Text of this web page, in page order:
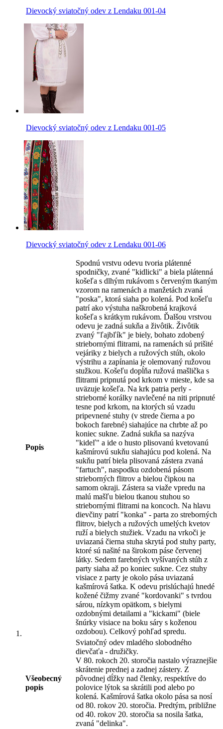
Dievocký sviatočný odev z Lendaku 001-04
Dievocký sviatočný odev z Lendaku 001-05
Dievocký sviatočný odev z Lendaku 001-06
Popis
Spodnú vrstvu odevu tvoria plátenné
spodničky, zvané "kidlicki" a biela plátenná
košeľa s dlhým rukávom s červeným tkaným
vzorom na ramenách a manžetách zvaná
"poska", ktorá siaha po kolená. Pod košeľu
patrí ako výstuha naškrobená krajková
košeľa s krátkym rukávom. Ďalšou vrstvou
odevu je zadná sukňa a živôtik. Živôtik
zvaný "ľajbľík" je biely, bohato zdobený
striebornými flitrami, na ramenách sú prišité
vejáriky z bielych a ružových stúh, okolo
výstrihu a zapínania je olemovaný ružovou
stužkou. Košeľu dopĺňa ružová mašlička s
flitrami pripnutá pod krkom v mieste, kde sa
uväzuje košeľa. Na krk patria perly -
strieborné korálky navlečené na niti pripnuté
tesne pod krkom, na ktorých sú vzadu
pripevnené stuhy (v strede čierna a po
bokoch farebné) siahajúce na chrbte až po
koniec sukne. Zadná sukňa sa nazýva
"kideľ" a ide o husto plisovanú kvetovanú
kašmírovú sukňu siahajúcu pod kolená. Na
sukňu patrí biela plisovaná zástera zvaná
"fartuch", naspodku ozdobená pásom
strieborných flitrov a bielou čipkou na
samom okraji. Zástera sa viaže vpredu na
malú mašľu bielou tkanou stuhou so
striebornými flitrami na koncoch. Na hlavu
dievčiny patrí "konka" - parta zo streborných
flitrov, bielych a ružových umelých kvetov
ruží a bielych stužiek. Vzadu na vrkoči je
uviazaná čierna stuha skrytá pod stuhy party,
ktoré sú našité na širokom páse červenej
látky. Sedem farebných vyšívaných stúh z
party siaha až po koniec sukne. Cez stuhy
visiace z party je okolo pása uviazaná
kašmírová šatka. K odevu prislúchajú hnedé
kožené čižmy zvané "kordovanki" s tvrdou
sárou, nízkym opätkom, s bielymi
ozdobnými detailami a "kickami" (biele
šnúrky visiace na boku sáry s koženou
ozdobou). Celkový pohľad spredu.
Všeobecný
popis
Sviatočný odev mladého slobodného
dievčaťa - družičky.
V 80. rokoch 20. storočia nastalo výraznejšie
skrátenie prednej a zadnej zástery. Z
pôvodnej dĺžky nad členky, respektíve do
polovice lýtok sa skrátili pod alebo po
kolená. Kašmírová šatka okolo pása sa nosí
od 80. rokov 20. storočia. Predtým, približne
od 40. rokov 20. storočia sa nosila šatka,
zvaná "delinka".